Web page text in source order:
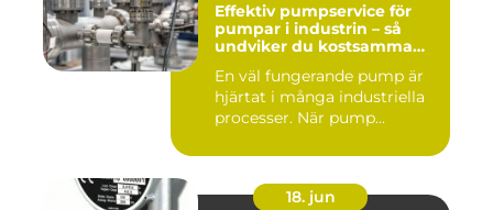
Effektiv pumpservice för
pumpar i industrin – så
undviker du kostsamma
En väl fungerande pump är
hjärtat i många industriella
processer. När pump...
18. jun